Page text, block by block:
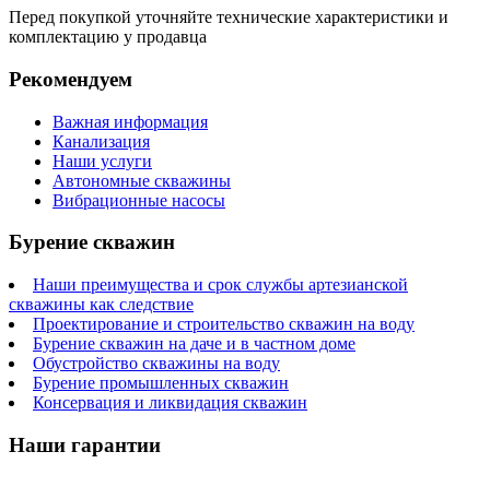
Перед покупкой уточняйте технические характеристики и
комплектацию у продавца
Рекомендуем
Важная информация
Канализация
Наши услуги
Автономные скважины
Вибрационные насосы
Бурение скважин
Наши преимущества и срок службы артезианской
скважины как следствие
Проектирование и строительство скважин на воду
Бурение скважин на даче и в частном доме
Обустройство скважины на воду
Бурение промышленных скважин
Консервация и ликвидация скважин
Наши гарантии